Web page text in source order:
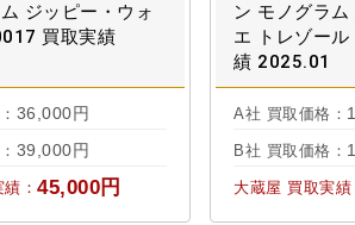
ジッピー・ウォ
買取実績
36,000円
39,000円
： 45,000円
ン モノグラ
エ トレゾー
績 2025.01
A社 買取価格：
B社 買取価格：
大蔵屋 買取実績